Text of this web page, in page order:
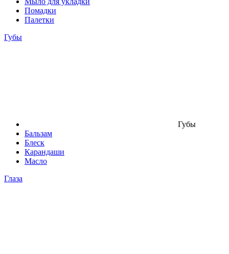
Помадки
Палетки
Губы
Губы
Бальзам
Блеск
Карандаши
Масло
Глаза